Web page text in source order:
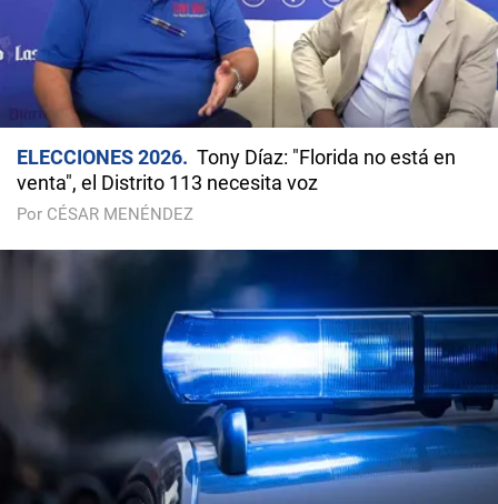
ELECCIONES 2026
Tony Díaz: "Florida no está en
venta", el Distrito 113 necesita voz
Por CÉSAR MENÉNDEZ